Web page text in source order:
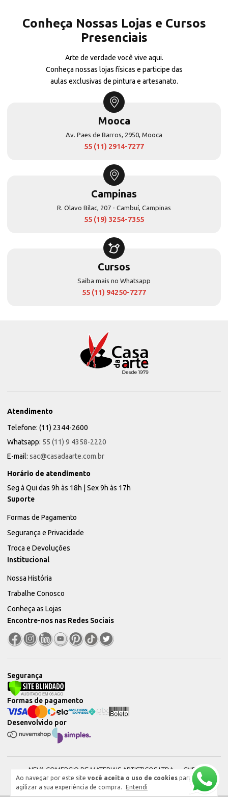
Ao navegar por este site você aceita o uso de cookies para
agilizar a sua experiência de compra.
Entendi
Conheça Nossas Lojas e Cursos
Presenciais
Arte de verdade você vive aqui.
Conheça nossas lojas físicas e participe das
aulas exclusivas de pintura e artesanato.
Mooca
Av. Paes de Barros, 2950, Mooca
55 (11) 2914-7277
Campinas
R. Olavo Bilac, 207 - Cambuí, Campinas
55 (19) 3254-7355
Cursos
Saiba mais no Whatsapp
55 (11) 94250-7277
Atendimento
Telefone: (11) 2344-2600
Whatsapp: 55 (11) 9 4358-2220
E-mail: sac@casadaarte.com.br
Horário de atendimento
Seg à Qui das 9h às 18h | Sex 9h às 17h
Suporte
Formas de Pagamento
Segurança e Privacidade
Troca e Devoluções
Institucional
Nossa História
Trabalhe Conosco
Conheça as Lojas
Encontre-nos nas Redes Sociais
Segurança
Desenvolvido por
Formas de pagamento
NEVA COMERCIO DE MATERIAIS ARTISTICOS LTDA — CNPJ:
51604544000101 © 2026. Todos os direitos reservados.